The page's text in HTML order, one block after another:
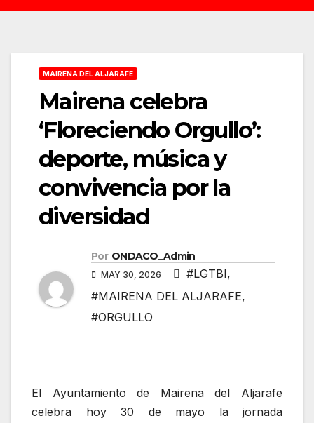
MAIRENA DEL ALJARAFE
Mairena celebra
‘Floreciendo Orgullo’:
deporte, música y
convivencia por la
diversidad
Por ONDACO_Admin
MAY 30, 2026 #LGTBI,
#MAIRENA DEL ALJARAFE,
#ORGULLO
El Ayuntamiento de Mairena del Aljarafe
celebra hoy 30 de mayo la jornada